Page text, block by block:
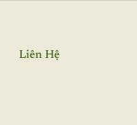
Liên Hệ